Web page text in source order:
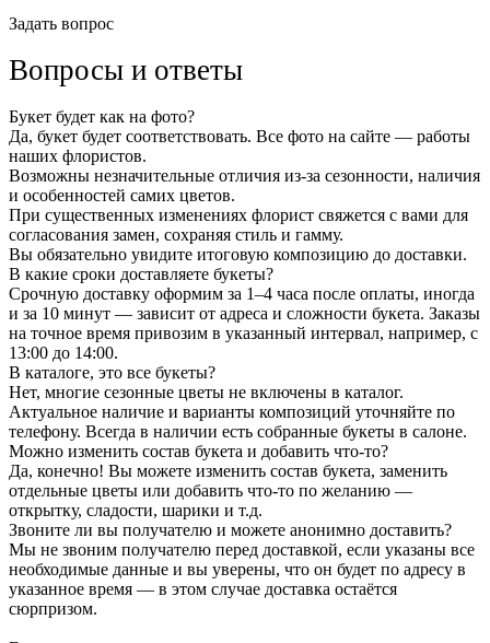
Задать вопрос
Вопросы и ответы
Букет будет как на фото?
Да, букет будет соответствовать. Все фото на сайте — работы
наших флористов.
Возможны незначительные отличия из-за сезонности, наличия
и особенностей самих цветов.
При существенных изменениях флорист свяжется с вами для
согласования замен, сохраняя стиль и гамму.
Вы обязательно увидите итоговую композицию до доставки.
В какие сроки доставляете букеты?
Срочную доставку оформим за 1–4 часа после оплаты, иногда
и за 10 минут — зависит от адреса и сложности букета. Заказы
на точное время привозим в указанный интервал, например, с
13:00 до 14:00.
В каталоге, это все букеты?
Нет, многие сезонные цветы не включены в каталог.
Актуальное наличие и варианты композиций уточняйте по
телефону. Всегда в наличии есть собранные букеты в салоне.
Можно изменить состав букета и добавить что-то?
Да, конечно! Вы можете изменить состав букета, заменить
отдельные цветы или добавить что-то по желанию —
открытку, сладости, шарики и т.д.
Звоните ли вы получателю и можете анонимно доставить?
Мы не звоним получателю перед доставкой, если указаны все
необходимые данные и вы уверены, что он будет по адресу в
указанное время — в этом случае доставка остаётся
сюрпризом.